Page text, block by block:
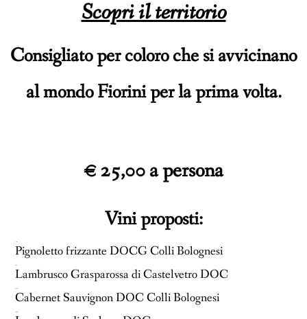
Scopri il territorio
Consigliato per coloro che si avvicinano
al mondo Fiorini per la prima volta.
€ 25,00 a persona
Vini proposti:
Pignoletto frizzante DOCG Colli Bolognesi
Lambrusco Grasparossa di Castelvetro DOC
Cabernet Sauvignon DOC Colli Bolognesi